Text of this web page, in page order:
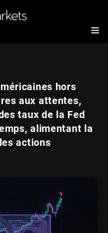
hors
aux attentes,
taux de la Fed
alimentant la
actions